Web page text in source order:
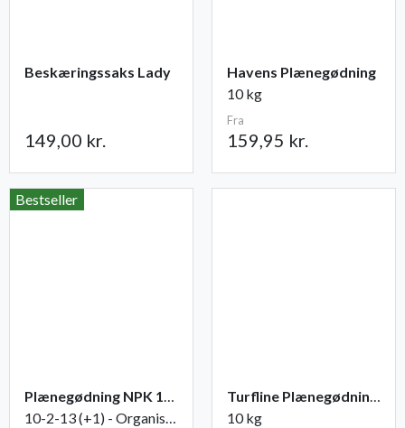
Beskæringssaks Lady
149,00 kr.
Havens Plænegødning
10 kg
Fra
159,95 kr.
Bestseller
Plænegødning NPK 10-2-13 (+1) - organisk
10-2-13 (+1) - Organisk, 15 kg
Turfline Plænegødning NPK 14-3-15
10 kg